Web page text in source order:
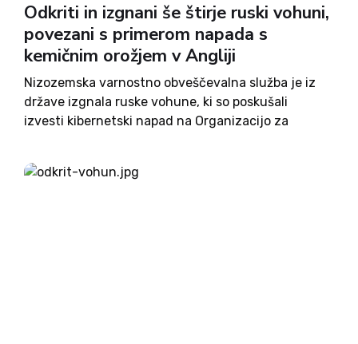
Odkriti in izgnani še štirje ruski vohuni,
povezani s primerom napada s
kemičnim orožjem v Angliji
Nizozemska varnostno obveščevalna služba je iz
države izgnala ruske vohune, ki so poskušali
izvesti kibernetski napad na Organizacijo za
edini napad, ki so ga agenti glavnega ruskega
obveščevalnega direktorata (GRU) izvedli ali...